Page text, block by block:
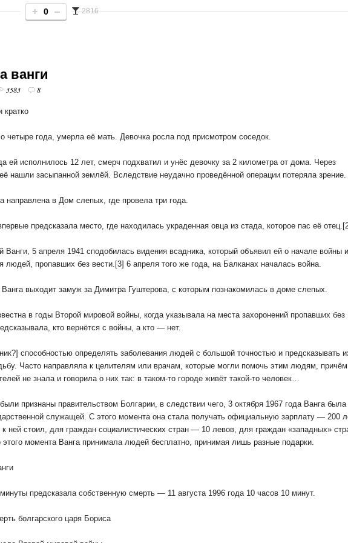
0 2816
ванги
3583 8
кратко
четыре года, умерла её мать. Девочка росла под присмотром соседок.
ей исполнилось 12 лет, смерч подхватил и унёс девочку за 2 километра от дома. Через
нашли засыпанной землёй. Вследствие неудачно проведённой операции потеряла зрение.
направлена в Дом слепых, где провела три года.
предсказала место, где находилась украденная овца из стада, которое пас её
Ванги, 5 апреля 1941 сподобилась видения всадника, который объявил ей о начале войны
людей, пропавших без вести.[3] 6 апреля того же года, на Балканах началась война.
выходит замуж за Димитра Гуштерова, с которым познакомилась в доме слепых.
в годы Второй мировой войны, когда указывала на места захоронений пропавших без
кто вернётся с войны, а кто — нет.
способностью определять заболевания людей с большой точностью и предсказывать
Часто направляла к целителям или врачам, которые могли помочь этим людям, причём
не знала и говорила о них так: в таком-то городе живёт такой-то человек…
признаны правительством Болгарии, в следствии чего, 3 октября 1967 года Ванга была
служащей. С этого момента она стала получать официальную зарплату — 200
к ней стоил, для граждан социалистических стран — 10 левов, для граждан «западных»
момента Ванга принимала людей бесплатно, принимая лишь разные подарки.
предсказала собственную смерть — 11 августа 1996 года 10 часов 10 минут.
болгарского царя Бориса